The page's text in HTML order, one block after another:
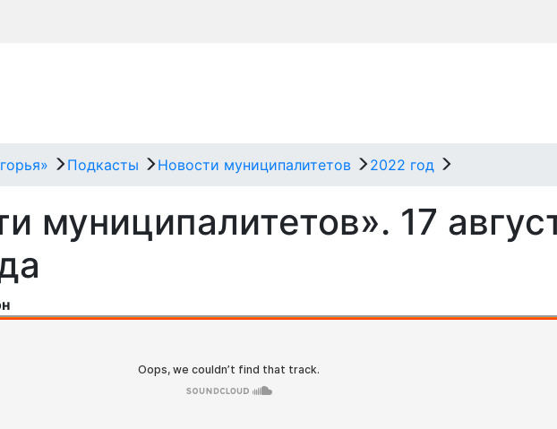
Подкасты Новости муниципалитетов 2022 год
муниципалитетов». 17